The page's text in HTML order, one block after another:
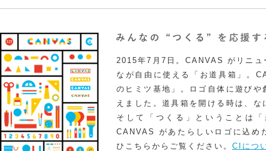
2015年7月7日。CANVAS がリニュ
なが自由に使える「お道具箱」。
のヒミツ基地」。ロゴ自体に遊び
えました。道具箱を開ける時は、
そして「つくる」ということは
CANVAS があたらしいロゴに込め
ひこちらからご覧ください。 CIにつ